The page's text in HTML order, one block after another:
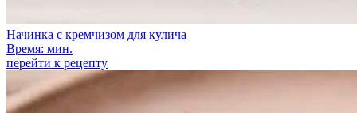
Начинка с кремчизом для кулича
Время: мин.
перейти к рецепту